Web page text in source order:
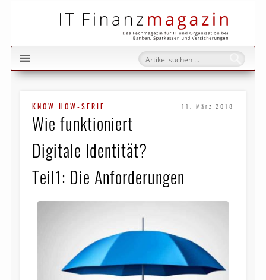
KNOW HOW-SERIE 11. März 2018
Wie funktioniert
Digitale Identität?
Teil1: Die Anforderungen